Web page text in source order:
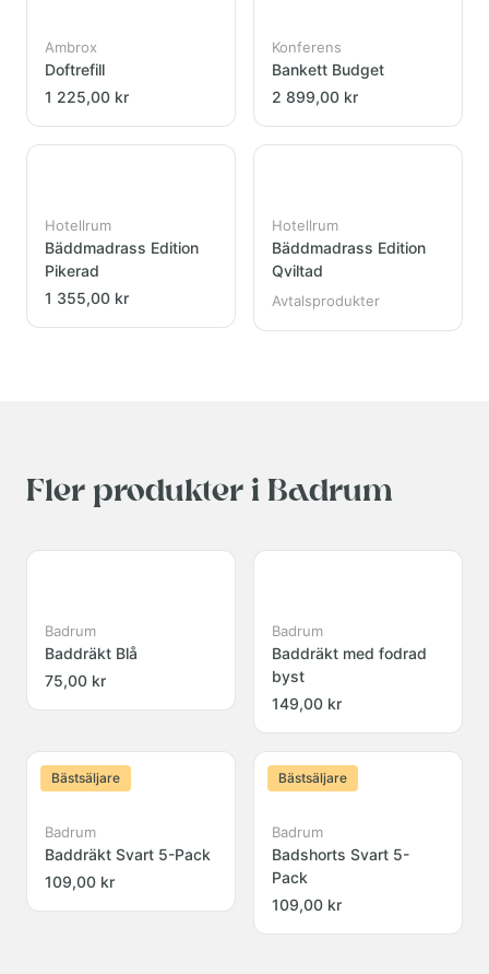
Ambrox
Doftrefill
1 225,00 kr
Konferens
Bankett Budget
2 899,00 kr
Hotellrum
Bäddmadrass Edition
Pikerad
1 355,00 kr
Hotellrum
Bäddmadrass Edition
Qviltad
Avtalsprodukter
Fler produkter i Badrum
Badrum
Baddräkt Blå
75,00 kr
Badrum
Baddräkt med fodrad
byst
149,00 kr
Bästsäljare
Badrum
Baddräkt Svart 5-Pack
109,00 kr
Bästsäljare
Badrum
Badshorts Svart 5-
Pack
109,00 kr